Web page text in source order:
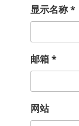
显示名称*
邮箱*
网站